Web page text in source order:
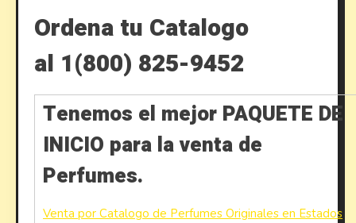
Ordena tu Catalogo
al 1(800) 825-9452
Tenemos el mejor PAQUETE DE
INICIO para la venta de
Perfumes.
Venta por Catalogo de Perfumes Originales en Estados